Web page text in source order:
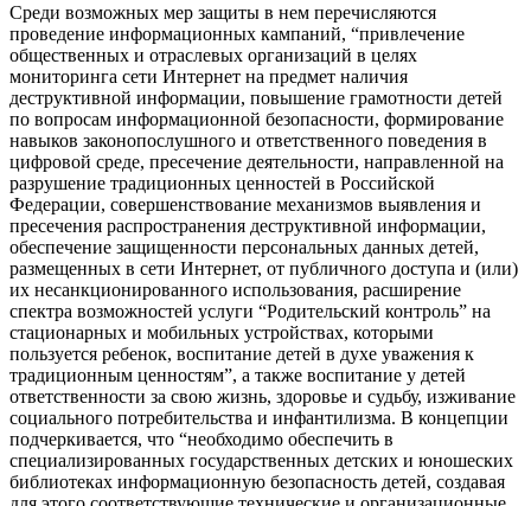
Среди возможных мер защиты в нем перечисляются
проведение информационных кампаний, “привлечение
общественных и отраслевых организаций в целях
мониторинга сети Интернет на предмет наличия
деструктивной информации, повышение грамотности детей
по вопросам информационной безопасности, формирование
навыков законопослушного и ответственного поведения в
цифровой среде, пресечение деятельности, направленной на
разрушение традиционных ценностей в Российской
Федерации, совершенствование механизмов выявления и
пресечения распространения деструктивной информации,
обеспечение защищенности персональных данных детей,
размещенных в сети Интернет, от публичного доступа и (или)
их несанкционированного использования, расширение
спектра возможностей услуги “Родительский контроль” на
стационарных и мобильных устройствах, которыми
пользуется ребенок, воспитание детей в духе уважения к
традиционным ценностям”, а также воспитание у детей
ответственности за свою жизнь, здоровье и судьбу, изживание
социального потребительства и инфантилизма. В концепции
подчеркивается, что “необходимо обеспечить в
специализированных государственных детских и юношеских
библиотеках информационную безопасность детей, создавая